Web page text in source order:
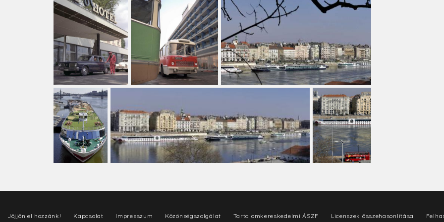
Jöjjön el hozzánk! Kapcsolat Impresszum Közönségszolgálat Tartalomkereskedelmi ÁSZF Licenszek összehasonlítása